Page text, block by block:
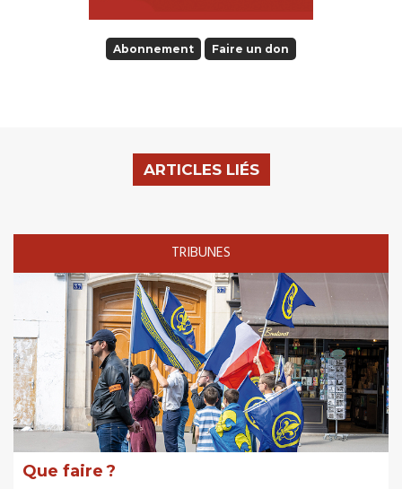
Abonnement Faire un don
ARTICLES LIÉS
TRIBUNES
Que faire ?